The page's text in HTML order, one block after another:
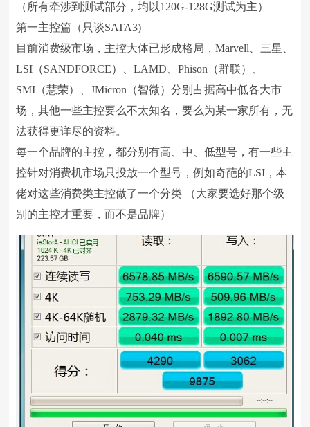
（所有牵涉到测试部分，均以120G-128G测试为主）
第一主控篇（只谈SATA3)
目前消费级市场，主控大体已形成格局，Marvell、三星、
LSI（SANDFORCE）、LAMD、Phison（群联）、
SMI（慧荣）、JMicron（智微）分别占据高中低各大市
场，其他一些主控要么不太知名，要么为某一家所有，无
法获得更详尽的资料。
每一个品牌的主控，都分别有高、中、低型号，有一些主
控针对消费机市场只投放一个型号，例如奇葩的LSI，本
佬对这些消费类主控做了一个分类 （大家要选好那个级
别的主控才重要，而不是品牌）